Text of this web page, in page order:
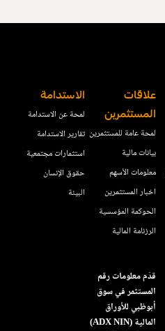
علاقات
المستثمرين
لمحة عامة للمستثمرين
بيانات مالية
معلومات الأسهم
اخبار المستثمرين
الحوكمة المؤسسية
الرزنامة المالية
قدّم معلومات رقم
المستثمر في سوق
أبوظبي للأوراق
المالية (ADX NIN)
الاستدامة
لمحة عن الاستدامة
تقارير الاستدامة
استثمارات مجتمعية
حقوق الإنسان
البيئة